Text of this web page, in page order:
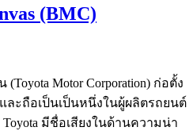
(BMC)
Motor Corporation) ก่อตั้ง
ละถือเป็นเป็นหนึ่งในผู้ผลิตรถยนต์
มีชื่อเสียงในด้านความน่า